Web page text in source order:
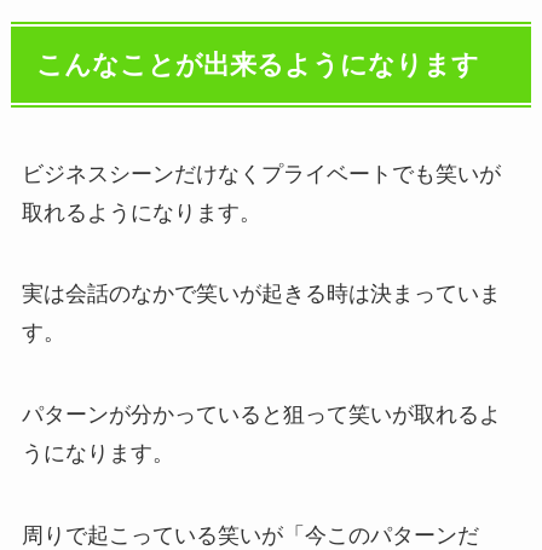
こんなことが出来るようになります
ビジネスシーンだけなくプライベートでも笑いが
取れるようになります。
実は会話のなかで笑いが起きる時は決まっていま
す。
パターンが分かっていると狙って笑いが取れるよ
うになります。
周りで起こっている笑いが「今このパターンだ